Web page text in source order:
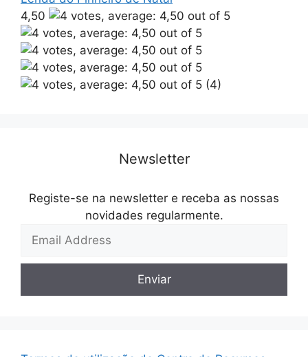
4,50
(4)
Newsletter
Registe-se na newsletter e receba as nossas
novidades regularmente.